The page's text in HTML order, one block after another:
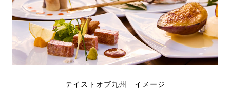
テイストオブ九州 イメージ